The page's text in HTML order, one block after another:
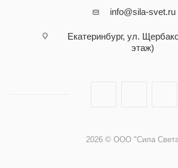
info@sila-svet.ru
Екатеринбург, ул.
этаж)
2026 © ООО "Сила